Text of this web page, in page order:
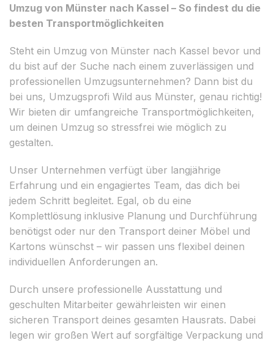
Umzug von Münster nach Kassel – So findest du die
besten Transportmöglichkeiten
Steht ein Umzug von Münster nach Kassel bevor und
du bist auf der Suche nach einem zuverlässigen und
professionellen Umzugsunternehmen? Dann bist du
bei uns, Umzugsprofi Wild aus Münster, genau richtig!
Wir bieten dir umfangreiche Transportmöglichkeiten,
um deinen Umzug so stressfrei wie möglich zu
gestalten.
Unser Unternehmen verfügt über langjährige
Erfahrung und ein engagiertes Team, das dich bei
jedem Schritt begleitet. Egal, ob du eine
Komplettlösung inklusive Planung und Durchführung
benötigst oder nur den Transport deiner Möbel und
Kartons wünschst – wir passen uns flexibel deinen
individuellen Anforderungen an.
Durch unsere professionelle Ausstattung und
geschulten Mitarbeiter gewährleisten wir einen
sicheren Transport deines gesamten Hausrats. Dabei
legen wir großen Wert auf sorgfältige Verpackung und